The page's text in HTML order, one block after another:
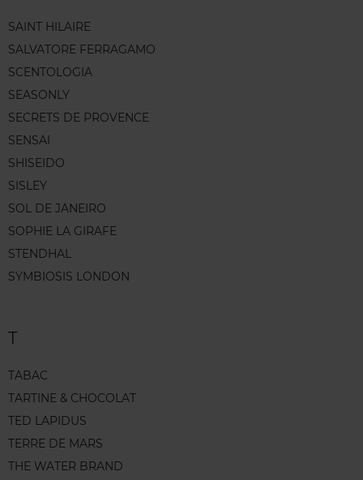
SAINT HILAIRE
SALVATORE FERRAGAMO
SCENTOLOGIA
SEASONLY
SECRETS DE PROVENCE
SENSAI
SHISEIDO
SISLEY
SOL DE JANEIRO
SOPHIE LA GIRAFE
STENDHAL
SYMBIOSIS LONDON
T
TABAC
TARTINE & CHOCOLAT
TED LAPIDUS
TERRE DE MARS
THE WATER BRAND